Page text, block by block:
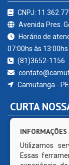
CNPJ:
Avenida Pres.
Horário de
07:00hs às
(81)3652-1156
Camutanga - PE
CURTA
Utilizamos
Essas